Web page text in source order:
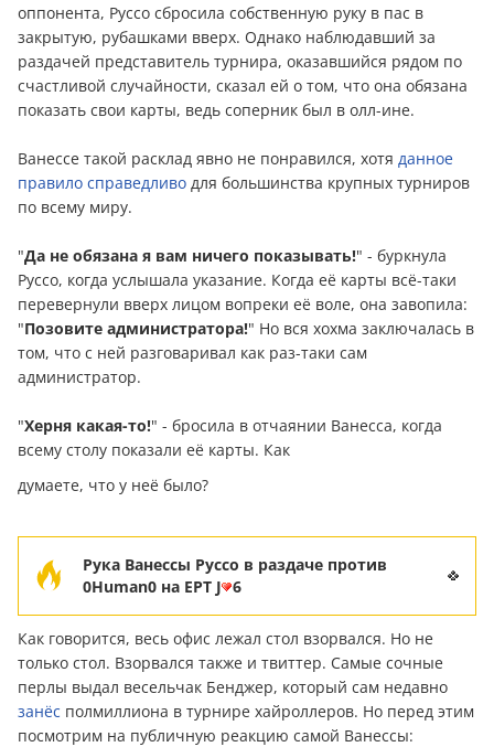
оппонента, Руссо сбросила собственную руку в пас в
закрытую, рубашками вверх. Однако наблюдавший за
раздачей представитель турнира, оказавшийся рядом по
счастливой случайности, сказал ей о том, что она обязана
показать свои карты, ведь соперник был в олл-ине.
Ванессе такой расклад явно не понравился, хотя данное
правило справедливо для большинства крупных турниров
по всему миру.
"Да не обязана я вам ничего показывать!" - буркнула
Руссо, когда услышала указание. Когда её карты всё-таки
перевернули вверх лицом вопреки её воле, она завопила:
"Позовите администратора!" Но вся хохма заключалась в
том, что с ней разговаривал как раз-таки сам
администратор.
"Херня какая-то!" - бросила в отчаянии Ванесса, когда
всему столу показали её карты. Как
думаете, что у неё было?
Рука Ванессы Руссо в раздаче против
0Human0 на EPT J 6
Как говорится, весь офис лежал стол взорвался. Но не
только стол. Взорвался также и твиттер. Самые сочные
перлы выдал весельчак Бенджер, который сам недавно
занёс полмиллиона в турнире хайроллеров. Но перед этим
посмотрим на публичную реакцию самой Ванессы: